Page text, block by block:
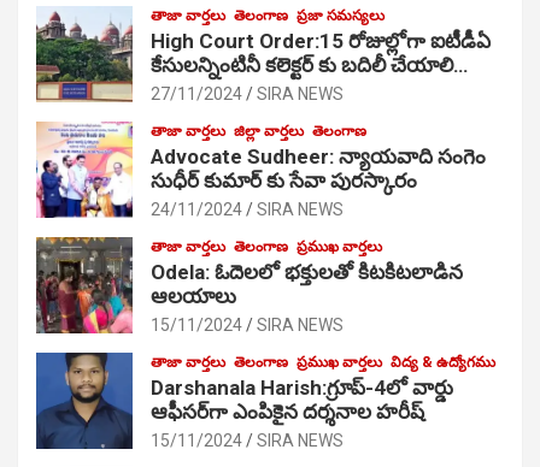
తాజా వార్తలు తెలంగాణ ప్రజా సమస్యలు
High Court Order:15 రోజుల్లోగా ఐటీడీఏ
కేసులన్నింటినీ కలెక్టర్ కు బదిలీ చేయాలి…
27/11/2024 SIRA NEWS
తాజా వార్తలు జిల్లా వార్తలు తెలంగాణ
Advocate Sudheer: న్యాయవాది సంగెం
సుధీర్ కుమార్ కు సేవా పురస్కారం
24/11/2024 SIRA NEWS
తాజా వార్తలు తెలంగాణ ప్రముఖ వార్తలు
Odela: ఓదెల‌లో భక్తులతో కిటకిటలాడిన
ఆల‌యాలు
15/11/2024 SIRA NEWS
తాజా వార్తలు తెలంగాణ ప్రముఖ వార్తలు విద్య & ఉద్యోగము
Darshanala Harish:గ్రూప్-4లో వార్డు
ఆఫీసర్‌గా ఎంపికైన దర్శనాల హరీష్
15/11/2024 SIRA NEWS